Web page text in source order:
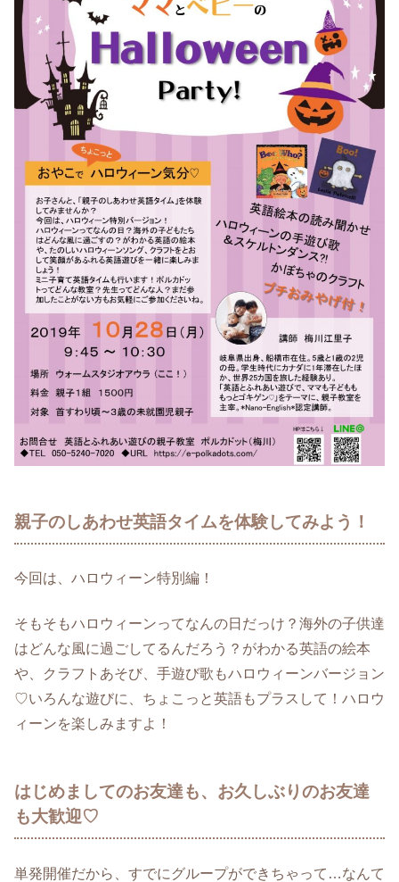
親子のしあわせ英語タイムを体験してみよう！
今回は、ハロウィーン特別編！
そもそもハロウィーンってなんの日だっけ？海外の子供達
はどんな風に過ごしてるんだろう？がわかる英語の絵本
や、クラフトあそび、手遊び歌もハロウィーンバージョン
♡いろんな遊びに、ちょこっと英語もプラスして！ハロウ
ィーンを楽しみますよ！
はじめましてのお友達も、お久しぶりのお友達
も大歓迎♡
単発開催だから、すでにグループができちゃって…なんて